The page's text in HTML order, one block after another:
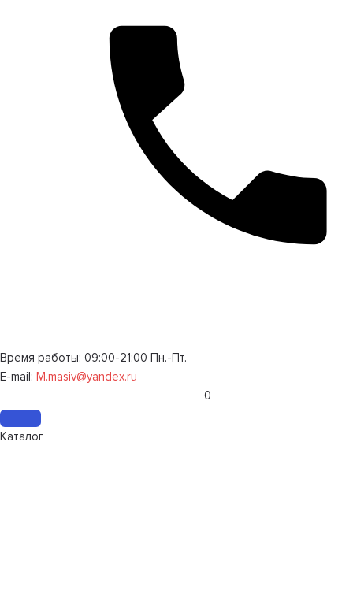
Время работы: 09:00-21:00 Пн.-Пт.
E-mail: M.masiv@yandex.ru
0
Каталог